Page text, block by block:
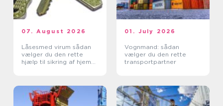
07. August 2026
Låsesmed virum sådan
vælger du den rette
hjælp til sikring af hjem
01. July 2026
Vognmand: sådan
vælger du den rette
transportpartner